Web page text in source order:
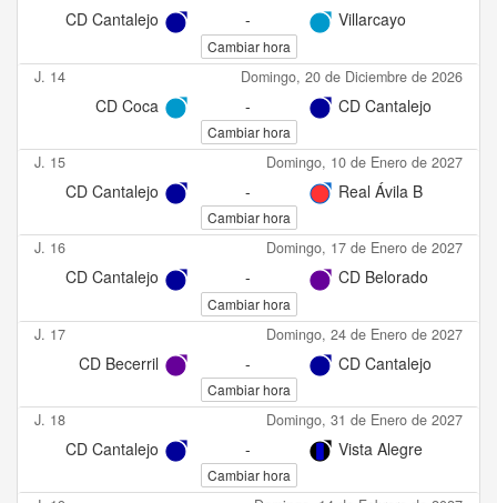
CD Cantalejo - Villarcayo
Cambiar hora
J. 14 Domingo, 20 de Diciembre de 2026
CD Coca - CD Cantalejo
Cambiar hora
J. 15 Domingo, 10 de Enero de 2027
CD Cantalejo - Real Ávila B
Cambiar hora
J. 16 Domingo, 17 de Enero de 2027
CD Cantalejo - CD Belorado
Cambiar hora
J. 17 Domingo, 24 de Enero de 2027
CD Becerril - CD Cantalejo
Cambiar hora
J. 18 Domingo, 31 de Enero de 2027
CD Cantalejo - Vista Alegre
Cambiar hora